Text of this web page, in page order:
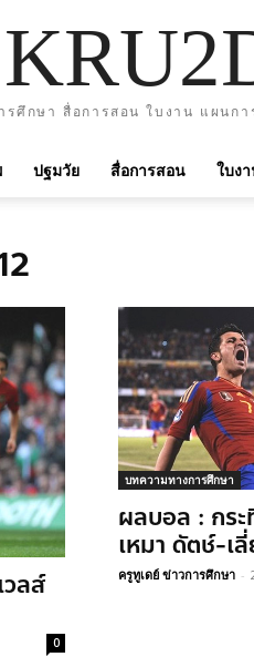
รศึกษา สื่อการสอน ใบงาน แผนก
ปฐมวัย สื่อการสอน ใบง
ลส์
0
บทความทางการศึกษา
ผลบอล : กร
เหมา ดัตช์-เ
ครูทูเดย์ ข่าวการศึกษา -